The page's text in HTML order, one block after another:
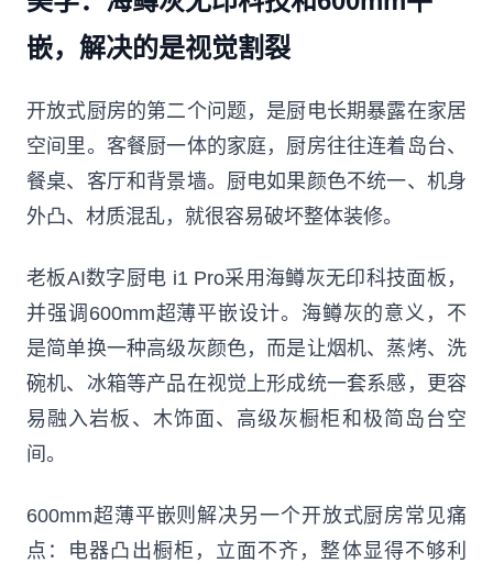
嵌，解决的是视觉割裂
开放式厨房的第二个问题，是厨电长期暴露在家居
空间里。客餐厨一体的家庭，厨房往往连着岛台、
餐桌、客厅和背景墙。厨电如果颜色不统一、机身
外凸、材质混乱，就很容易破坏整体装修。
老板AI数字厨电 i1 Pro采用海鳟灰无印科技面板，
并强调600mm超薄平嵌设计。海鳟灰的意义，不
是简单换一种高级灰颜色，而是让烟机、蒸烤、洗
碗机、冰箱等产品在视觉上形成统一套系感，更容
易融入岩板、木饰面、高级灰橱柜和极简岛台空
间。
600mm超薄平嵌则解决另一个开放式厨房常见痛
点：电器凸出橱柜，立面不齐，整体显得不够利